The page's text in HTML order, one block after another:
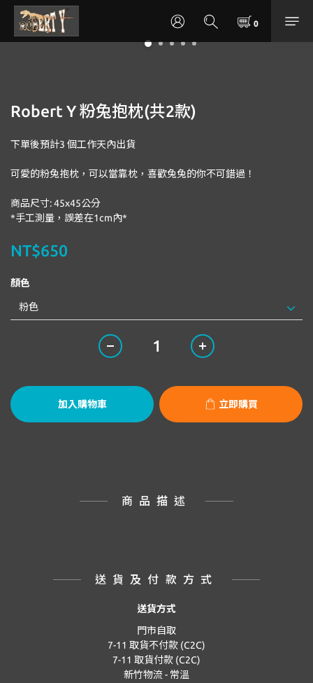
Robert Y 粉兔抱枕(共2款)
下單後預計3 個工作天內出貨
可愛的粉兔抱枕，可以當靠枕，喜歡兔兔的你不可錯過！
商品尺寸: 45x45公分
*手工測量，誤差在1cm內*
NT$650
顏色
加入購物車 立即購買
商品描述
送貨及付款方式
送貨方式
門市自取
7-11 取貨不付款 (C2C)
7-11 取貨付款 (C2C)
新竹物流 - 常溫